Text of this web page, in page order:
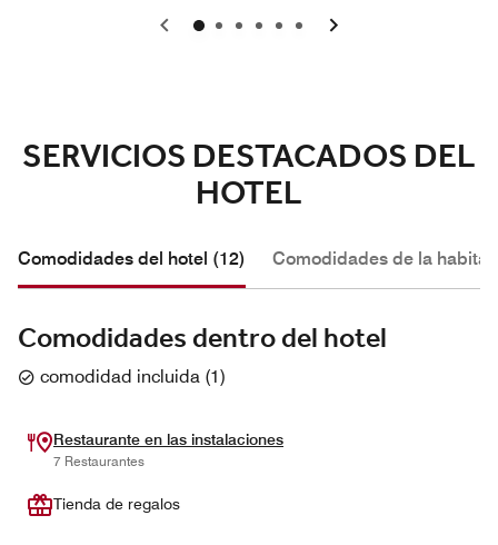
0 1 2 3 4 5
SERVICIOS DESTACADOS DEL
HOTEL
Comodidades del hotel (12) Comodidades de la
Comodidades dentro del hotel
comodidad incluida (1)
Restaurante en las instalaciones
7 Restaurantes
Tienda de regalos